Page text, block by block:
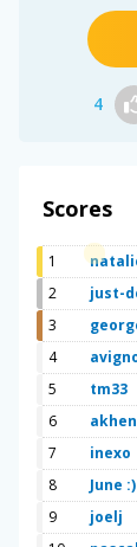
4
Scores
1
2
just-
3
4
5
tm33
6
7
inexo
8
June :)
9
joelj